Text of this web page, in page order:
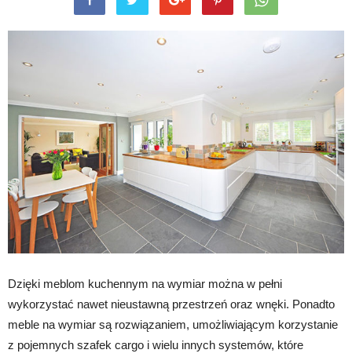
Dzięki meblom kuchennym na wymiar można w pełni
wykorzystać nawet nieustawną przestrzeń oraz wnęki. Ponadto
meble na wymiar są rozwiązaniem, umożliwiającym korzystanie
z pojemnych szafek cargo i wielu innych systemów, które